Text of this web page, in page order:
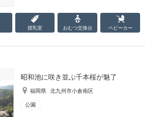
授乳室 おむつ交換台 ベビーカー
昭和池に咲き並ぶ千本桜が魅了
福岡県 北九州市小倉南区
公園